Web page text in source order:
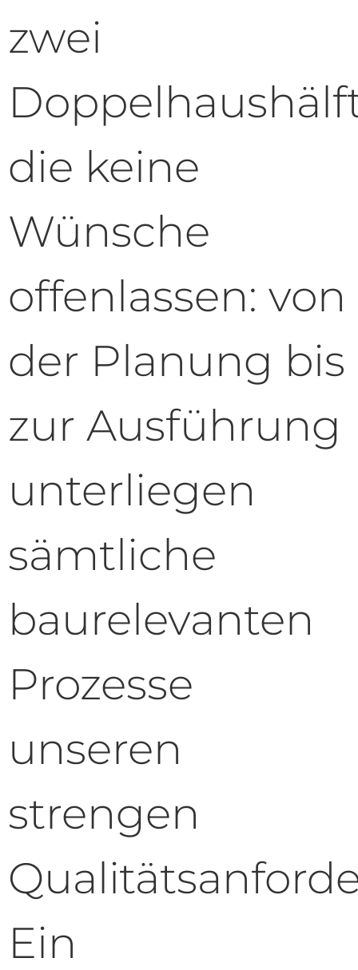
zwei
die keine
Wünsche
offenlassen: von
der Planung bis
zur Ausführung
unterliegen
sämtliche
baurelevanten
Prozesse
unseren
strengen
Ein